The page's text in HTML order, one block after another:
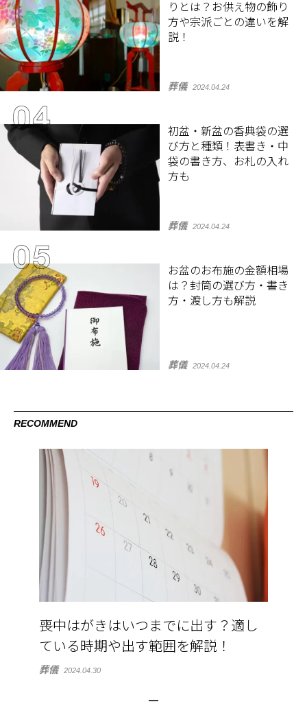
りとは？お供え物の飾り
方や宗派ごとの違いを解
説！
葬儀 2024.04.24
初盆・新盆の香典袋の選
び方と種類！表書き・中
袋の書き方、お札の入れ
方も
葬儀 2024.04.24
お盆のお布施の金額相場
は？封筒の選び方・書き
方・渡し方も解説
葬儀 2024.04.24
RECOMMEND
喪中はがきはいつまでに出す？適し
ている時期や出す範囲を解説！
葬儀 2024.04.30